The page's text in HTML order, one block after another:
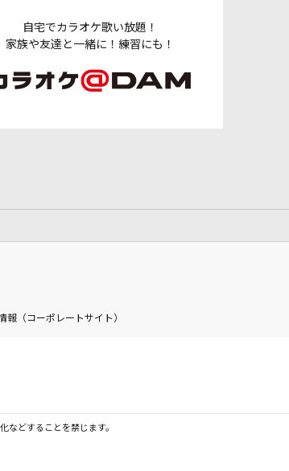
自宅でカラオケ歌い放題！
家族や友達と一緒に！練習にも！
報（コーポレートサイト）
などすることを禁じます。